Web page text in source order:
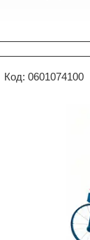
0601074100